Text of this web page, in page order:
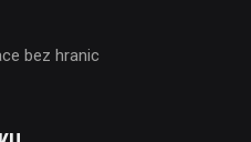
bez hranic